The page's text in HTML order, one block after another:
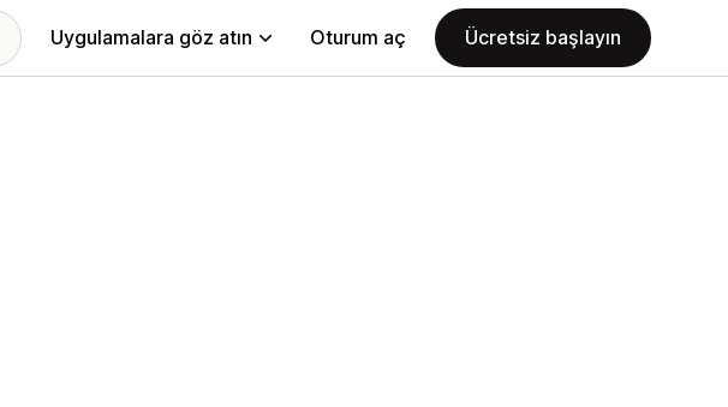
Uygulamalara göz atın Oturum aç Ücretsiz başlayın